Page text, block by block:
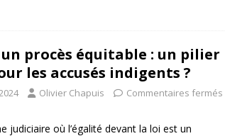
procès équitable : un pilier
les accusés indigents ?
Olivier Chapuis Commentaires fermés
judiciaire où l’égalité devant la loi est un